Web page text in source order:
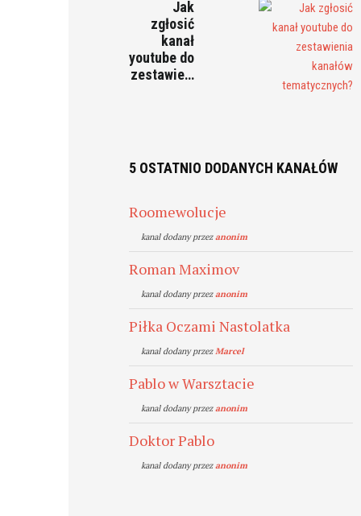
Jak
zgłosić
kanał
youtube do
zestawie…
5 OSTATNIO DODANYCH KANAŁÓW
Roomewolucje
kanal dodany przezanonim
Roman Maximov
kanal dodany przezanonim
Piłka Oczami Nastolatka
kanal dodany przezMarcel
Pablo w Warsztacie
kanal dodany przezanonim
Doktor Pablo
kanal dodany przezanonim